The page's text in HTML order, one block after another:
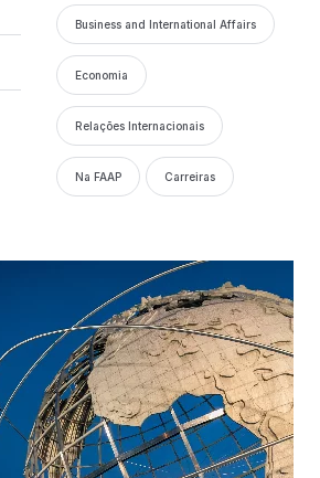
Business and International Affairs
Economia
Relações Internacionais
Na FAAP Carreiras